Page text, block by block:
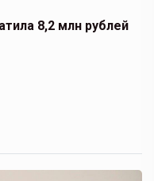
8,2 млн рублей